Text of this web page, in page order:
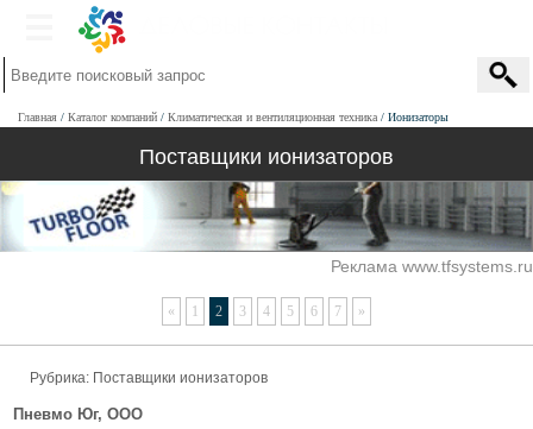
Главная Каталог компаний Климатическая и вентиляционная техника Ионизаторы
Поставщики ионизаторов
Реклама www.tfsystems.ru
« 1 2 3 4 5 6 7 »
Рубрика: Поставщики ионизаторов
Пневмо Юг, ООО